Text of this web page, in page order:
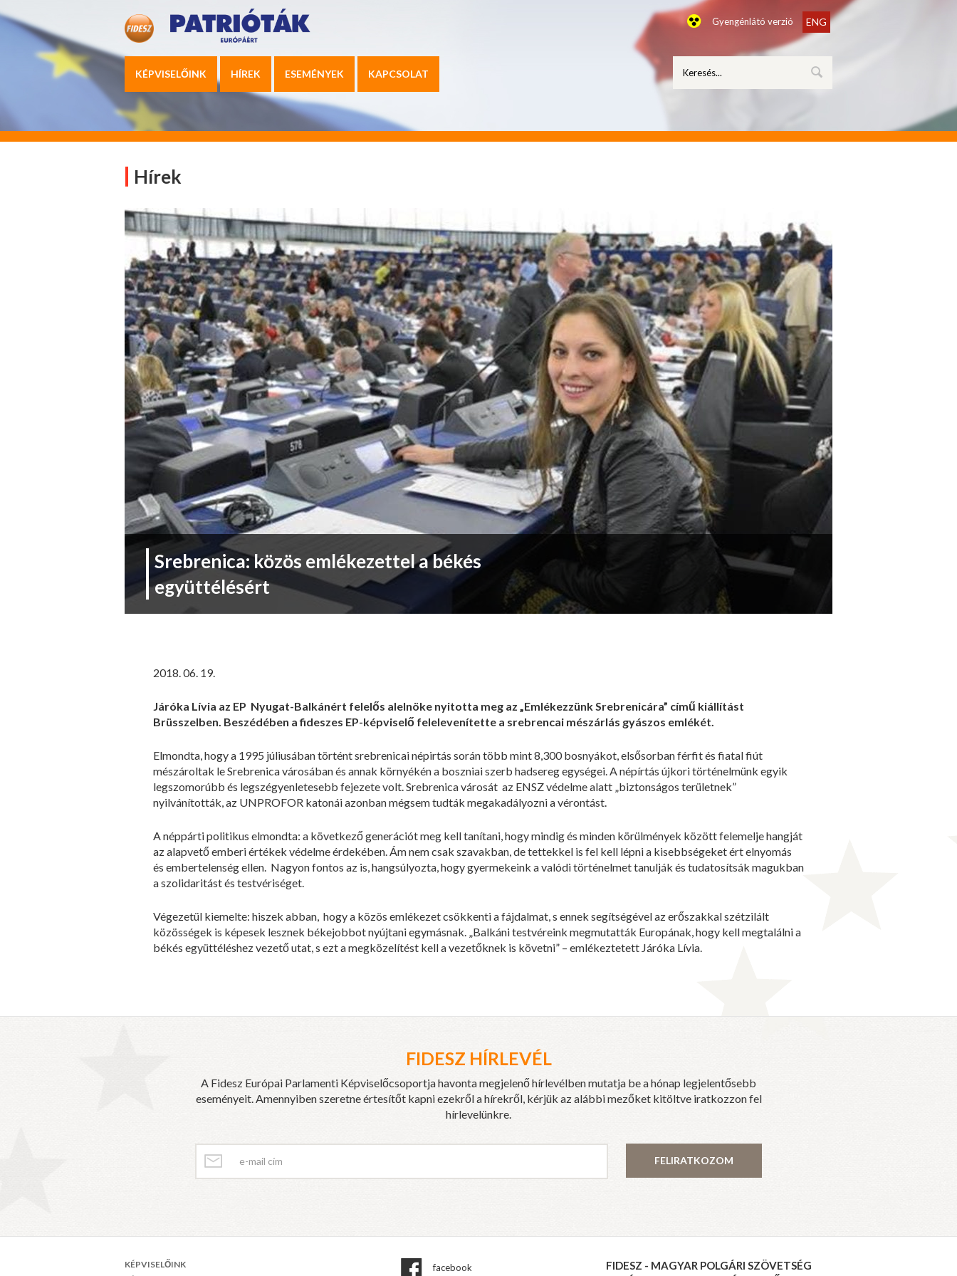
Gyengénlátó verzió ENG
KÉPVISELŐINK HÍREK ESEMÉNYEK KAPCSOLAT
Hírek
Srebrenica: közös emlékezettel a békés
együttélésért
2018. 06. 19.
Járóka Lívia az EP Nyugat-Balkánért felelős alelnöke nyitotta meg az „Emlékezzünk Srebrenicára” című kiállítást
Brüsszelben. Beszédében a fideszes EP-képviselő felelevenítette a srebrencai mészárlás gyászos emlékét.
Elmondta, hogy a 1995 júliusában történt srebrenicai népirtás során több mint 8,300 bosnyákot, elsősorban férfit és fiatal fiút
mészároltak le Srebrenica városában és annak környékén a boszniai szerb hadsereg egységei. A népírtás újkori történelmünk egyik
legszomorúbb és legszégyenletesebb fejezete volt. Srebrenica városát az ENSZ védelme alatt „biztonságos területnek”
nyilvánították, az UNPROFOR katonái azonban mégsem tudták megakadályozni a vérontást.
A néppárti politikus elmondta: a következő generációt meg kell tanítani, hogy mindig és minden körülmények között felemelje hangját
az alapvető emberi értékek védelme érdekében. Ám nem csak szavakban, de tettekkel is fel kell lépni a kisebbségeket ért elnyomás
és embertelenség ellen. Nagyon fontos az is, hangsúlyozta, hogy gyermekeink a valódi történelmet tanulják és tudatosítsák magukban
a szolidaritást és testvériséget.
Végezetül kiemelte: hiszek abban, hogy a közös emlékezet csökkenti a fájdalmat, s ennek segítségével az erőszakkal szétzilált
közösségek is képesek lesznek békejobbot nyújtani egymásnak. „Balkáni testvéreink megmutatták Europának, hogy kell megtalálni a
békés együttéléshez vezető utat, s ezt a megközelítést kell a vezetőknek is követni” – emlékeztetett Járóka Lívia.
FIDESZ HÍRLEVÉL
A Fidesz Európai Parlamenti Képviselőcsoportja havonta megjelenő hírlevélben mutatja be a hónap legjelentősebb
eseményeit. Amennyiben szeretne értesítőt kapni ezekről a hírekről, kérjük az alábbi mezőket kitöltve iratkozzon fel
hírlevelünkre.
FELIRATKOZOM
KÉPVISELŐINK
facebook
FIDESZ - MAGYAR POLGÁRI SZÖVETSÉG